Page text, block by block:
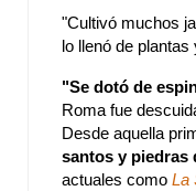
"Cultivó muchos
lo llenó de
"Se dotó de
Roma fue
Desde aquella
santos y piedras
actuales como La